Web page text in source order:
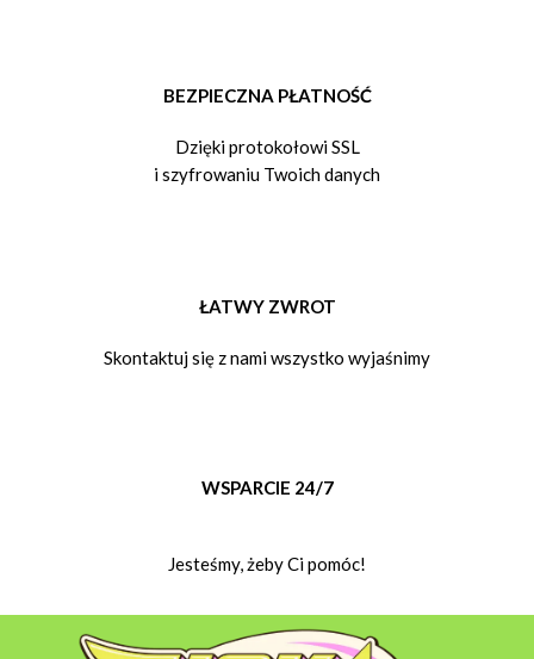
BEZPIECZNA PŁATNOŚĆ
Dzięki protokołowi SSL
i szyfrowaniu Twoich danych
ŁATWY ZWROT
Skontaktuj się z nami wszystko wyjaśnimy
WSPARCIE 24/7
Jesteśmy, żeby Ci pomóc!